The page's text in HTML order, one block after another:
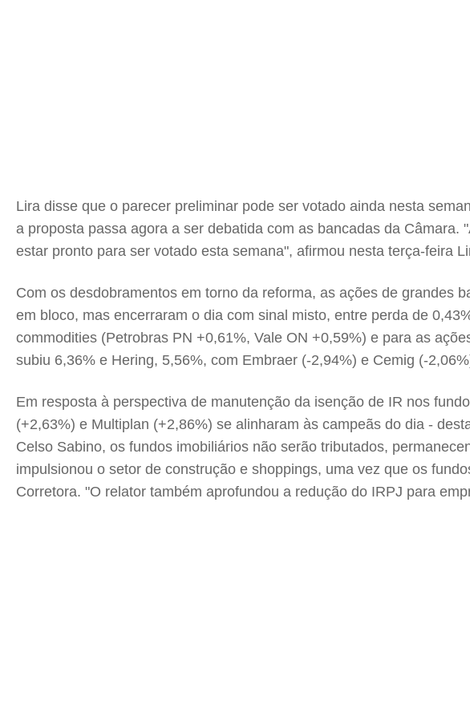
Lira disse que o parecer preliminar pode ser votado ainda nesta
a proposta passa agora a ser debatida com as bancadas da
estar pronto para ser votado esta semana", afirmou nesta terça-feira
Com os desdobramentos em torno da reforma, as ações de grandes
em bloco, mas encerraram o dia com sinal misto, entre perda de
commodities (Petrobras PN +0,61%, Vale ON +0,59%) e para as
subiu 6,36% e Hering, 5,56%, com Embraer (-2,94%) e Cemig (-
Em resposta à perspectiva de manutenção da isenção de IR nos
(+2,63%) e Multiplan (+2,86%) se alinharam às campeãs do dia -
Celso Sabino, os fundos imobiliários não serão tributados,
impulsionou o setor de construção e shoppings, uma vez que os
Corretora. "O relator também aprofundou a redução do IRPJ para